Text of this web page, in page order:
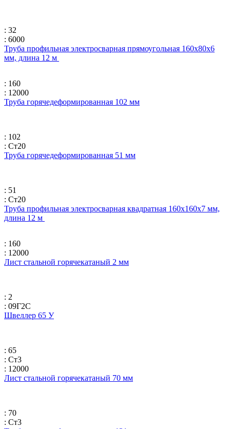
: 32
: 6000
Труба профильная электросварная прямоугольная 160х80х6
мм, длина 12 м
: 160
: 12000
Труба горячедеформированная 102 мм
: 102
: Ст20
Труба горячедеформированная 51 мм
: 51
: Ст20
Труба профильная электросварная квадратная 160х160х7 мм,
длина 12 м
: 160
: 12000
Лист стальной горячекатаный 2 мм
: 2
: 09Г2С
Швеллер 65 У
: 65
: Ст3
: 12000
Лист стальной горячекатаный 70 мм
: 70
: Ст3